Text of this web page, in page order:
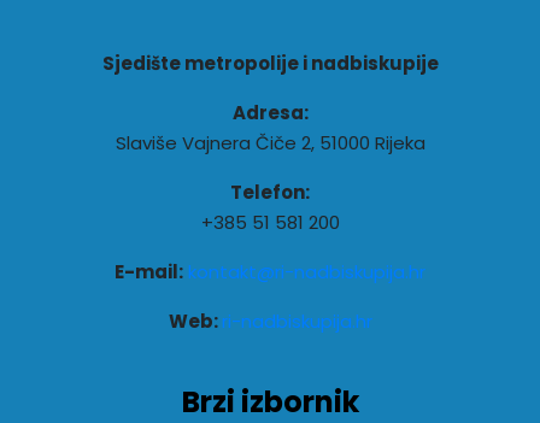
Sjedište metropolije i nadbiskupije
Adresa:
Slaviše Vajnera Čiče 2, 51000 Rijeka
Telefon:
+385 51 581 200
E-mail: kontakt@ri-nadbiskupija.hr
Web:ri-nadbiskupija.hr
Brzi izbornik